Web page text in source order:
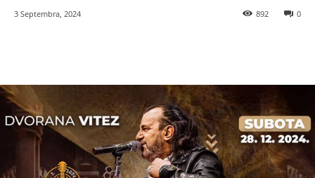
3 Septembra, 2024 0
892